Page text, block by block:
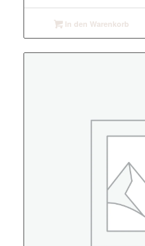
In den Warenkorb